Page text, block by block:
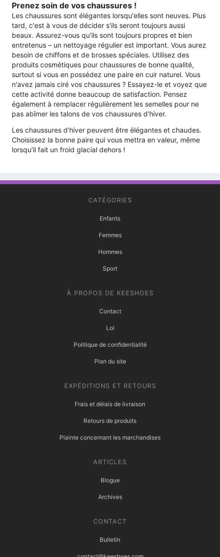
Prenez soin de vos chaussures !
Les chaussures sont élégantes lorsqu'elles sont neuves. Plus
tard, c'est à vous de décider s'ils seront toujours aussi
beaux. Assurez-vous qu’ils sont toujours propres et bien
entretenus – un nettoyage régulier est important. Vous aurez
besoin de chiffons et de brosses spéciales. Utilisez des
produits cosmétiques pour chaussures de bonne qualité,
surtout si vous en possédez une paire en cuir naturel. Vous
n'avez jamais ciré vos chaussures ? Essayez-le et voyez que
cette activité donne beaucoup de satisfaction. Pensez
également à remplacer régulièrement les semelles pour ne
pas abîmer les talons de vos chaussures d'hiver.
Les chaussures d’hiver peuvent être élégantes et chaudes.
Choisissez la bonne paire qui vous mettra en valeur, même
lorsqu'il fait un froid glacial dehors !
CATÉGORIES
Enfants
Femmes
Hommes
Sport
À PROPOS DE KEESHOES
Contact
Loi
Politique de confidentialité
Plan du site
EXPÉDITIONS ET RETOURS
Frais et délais de livraison
Retours de produits
Plainte concernant les marchandises
ARTICLES
Blogue
Archives
CONTACT
Bulletin